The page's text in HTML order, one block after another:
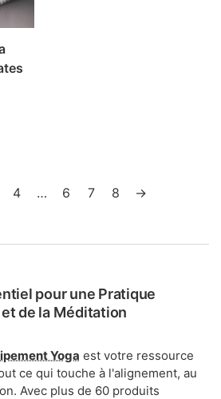
du
4 … 6 7 8 →
pour une Pratique
de la Méditation
Yoga est votre ressource
ce qui touche à l'alignement, au
Avec plus de 60 produits